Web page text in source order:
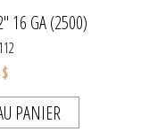
16 GA (2500)
PANIER